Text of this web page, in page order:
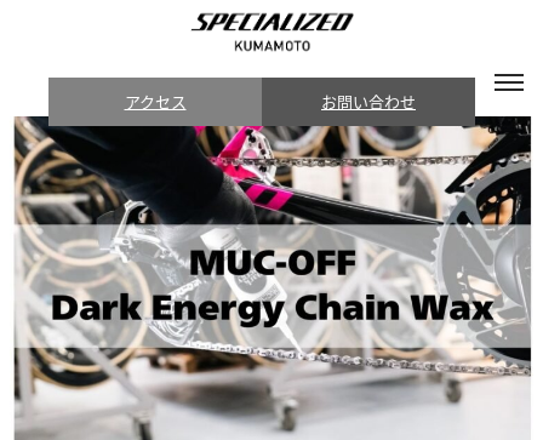
アクセス お問い合わせ